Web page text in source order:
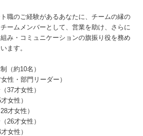
職のご経験があるあなたに、チームの縁の
ームメンバーとして、営業を助け、さらに
み・コミュニケーションの旗振り役を務め
ます。
（約10名）
性・部門リーダー）
37才女性）
女性）
才女性）
26才女性）
女性）